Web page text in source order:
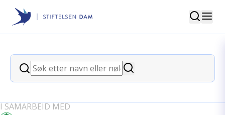
Stiftelsen Dam
Søk
Søk
Søk
back
Opprettelse av
I SAMARBEID MED